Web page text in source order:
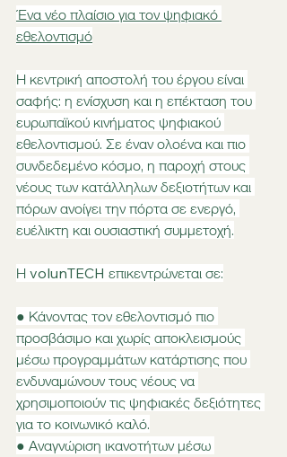
Ένα νέο πλαίσιο για τον ψηφιακό
εθελοντισμό
Η κεντρική αποστολή του έργου είναι
σαφής: η ενίσχυση και η επέκταση του
ευρωπαϊκού κινήματος ψηφιακού
εθελοντισμού. Σε έναν ολοένα και πιο
συνδεδεμένο κόσμο, η παροχή στους
νέους των κατάλληλων δεξιοτήτων και
πόρων ανοίγει την πόρτα σε ενεργό,
ευέλικτη και ουσιαστική συμμετοχή.
Η volunTECH επικεντρώνεται σε:
● Κάνοντας τον εθελοντισμό πιο
προσβάσιμο και χωρίς αποκλεισμούς
μέσω προγραμμάτων κατάρτισης που
ενδυναμώνουν τους νέους να
χρησιμοποιούν τις ψηφιακές δεξιότητες
για το κοινωνικό καλό.
● Αναγνώριση ικανοτήτων μέσω